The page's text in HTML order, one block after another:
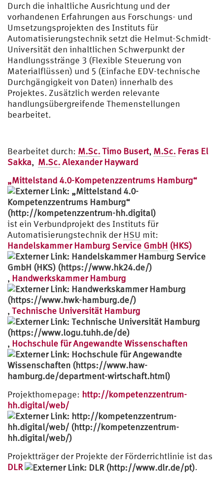
Durch die inhaltliche Ausrichtung und der
vorhandenen Erfahrungen aus Forschungs- und
Umsetzungsprojekten des Instituts für
Automatisierungstechnik setzt die Helmut-Schmidt-
Universität den inhaltlichen Schwerpunkt der
Handlungsstränge 3 (Flexible Steuerung von
Materialflüssen) und 5 (Einfache EDV-technische
Durchgängigkeit von Daten) innerhalb des
Projektes. Zusätzlich werden relevante
handlungsübergreifende Themenstellungen
bearbeitet.
Bearbeitet durch: M.Sc.Timo Busert, M.Sc. Feras El
Sakka, M.Sc.Alexander Hayward
„Mittelstand 4.0-Kompetenzzentrums Hamburg“
ist ein Verbundprojekt des Instituts für
Automatisierungstechnik der HSU mit:
Handelskammer Hamburg Service GmbH (HKS)
, Handwerkskammer Hamburg
, Technische Universität Hamburg
, Hochschule für Angewandte Wissenschaften
Projekthomepage: http://kompetenzzentrum-
hh.digital/web/
Projektträger der Projekte der Förderrichtlinie ist das
DLR
.